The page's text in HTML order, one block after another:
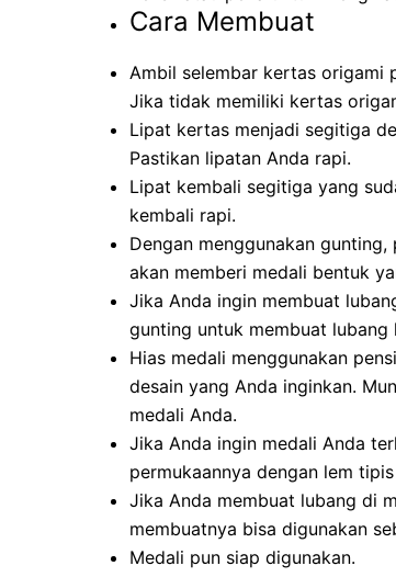
Cara Membuat
Ambil selembar kertas origami
Jika tidak memiliki kertas
Lipat kertas menjadi segitiga
Pastikan lipatan Anda rapi.
Lipat kembali segitiga yang
kembali rapi.
Dengan menggunakan
akan memberi medali bentuk
Jika Anda ingin membuat
gunting untuk membuat
Hias medali menggunakan
desain yang Anda inginkan.
medali Anda.
Jika Anda ingin medali Anda
permukaannya dengan lem
Jika Anda membuat lubang di
membuatnya bisa digunakan
Medali pun siap digunakan.